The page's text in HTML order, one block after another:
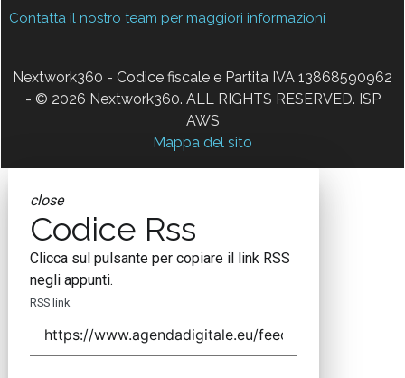
Contatta il nostro team per maggiori informazioni
Nextwork360 - Codice fiscale e Partita IVA 13868590962
- © 2026 Nextwork360. ALL RIGHTS RESERVED. ISP
AWS
Mappa del sito
close
Codice Rss
Clicca sul pulsante per copiare il link RSS
negli appunti.
RSS link